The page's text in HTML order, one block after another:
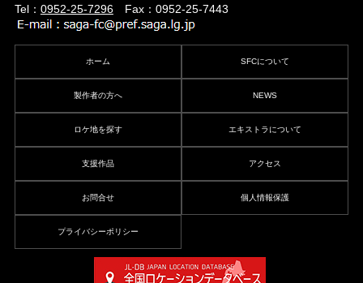
Tel： 0952-25-7296Fax：0952-25-7443
ホーム SFCについて
製作者の方へ NEWS
ロケ地を探す エキストラについて
支援作品 アクセス
お問合せ 個人情報保護
プライバシーポリシー